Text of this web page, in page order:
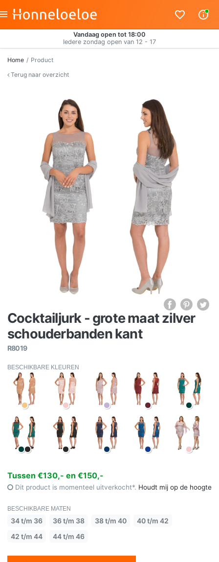
Vandaag open tot 18:00
Iedere zondag open van 12 - 17
Home
Product
Terug naar overzicht
Cocktailjurk - grote maat zilver
schouderbanden kant
R8019
BESCHIKBARE KLEUREN
Tussen €130,- en €150,-
Dit product is momenteel uitverkocht*. Houdt mij op de hoogte
BESCHIKBARE MATEN
34 t/m 36 36 t/m 38 38 t/m 40
40 t/m 42
42 t/m 44
44 t/m 46